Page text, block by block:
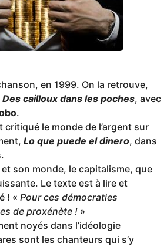
en 1999. On la retrouve,
Des cailloux dans les poches, avec
.
le monde de l’argent sur
Lo que puede el dinero, dans
et son monde, le capitalisme, que
Le texte est à lire et
! « Pour ces démocraties
de proxénète ! »
noyés dans l’idéologie
sont les chanteurs qui s’y